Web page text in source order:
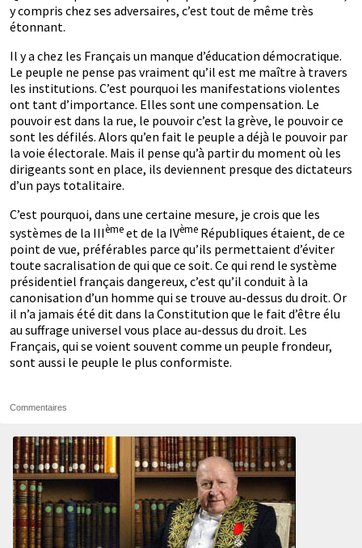
y compris chez ses adversaires, c’est tout de même très
étonnant.
Il y a chez les Français un manque d’éducation démocratique.
Le peuple ne pense pas vraiment qu’il est me maître à travers
les institutions. C’est pourquoi les manifestations violentes
ont tant d’importance. Elles sont une compensation. Le
pouvoir est dans la rue, le pouvoir c’est la grève, le pouvoir ce
sont les défilés. Alors qu’en fait le peuple a déjà le pouvoir par
la voie électorale. Mais il pense qu’à partir du moment où les
dirigeants sont en place, ils deviennent presque des dictateurs
d’un pays totalitaire.
C’est pourquoi, dans une certaine mesure, je crois que les
systèmes de la IIIèmeet de la IVème Républiques étaient, de ce
point de vue, préférables parce qu’ils permettaient d’éviter
toute sacralisation de qui que ce soit. Ce qui rend le système
présidentiel français dangereux, c’est qu’il conduit à la
canonisation d’un homme qui se trouve au-dessus du droit. Or
il n’a jamais été dit dans la Constitution que le fait d’être élu
au suffrage universel vous place au-dessus du droit. Les
Français, qui se voient souvent comme un peuple frondeur,
sont aussi le peuple le plus conformiste.
Commentaires